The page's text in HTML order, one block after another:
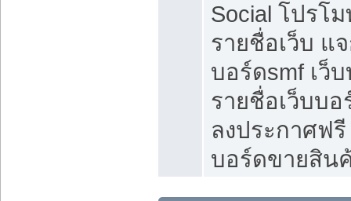
Social โปรโ
รายชื่อเว็บ แ
บอร์ดsmf เว็
รายชื่อเว็บบ
ลงประกาศฟรี
บอร์ดขายสิน